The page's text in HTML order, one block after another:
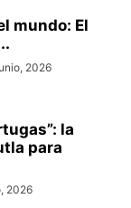
mundo: El
2026
la
para
2026